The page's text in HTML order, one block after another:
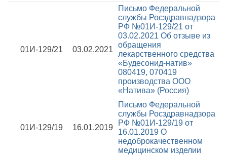
01И-129/21 03.02.2021
Письмо Федеральной
службы Росздравнадзора
РФ №01И-129/21 от
03.02.2021 Об отзыве из
обращения
лекарственного средства
«Будесонид-натив»
080419, 070419
производства ООО
«Натива» (Россия)
01И-129/19 16.01.2019
Письмо Федеральной
службы Росздравнадзора
РФ №01И-129/19 от
16.01.2019 О
недоброкачественном
медицинском изделии